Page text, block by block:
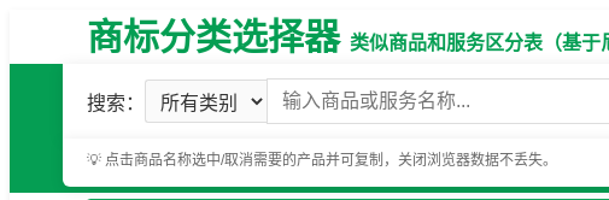
商标分类选择器类似商品和服务区分表（基于
搜索：
💡 点击商品名称选中/取消需要的产品并可复制，关闭浏览器数据不丢失。